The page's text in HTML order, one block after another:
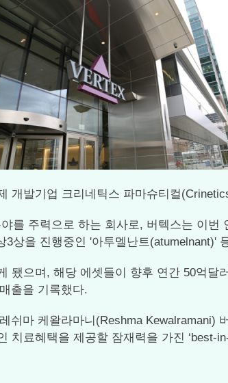
개발기업 크리네틱스 파마슈티컬
를 주력으로 하는 회사로, 버텍스는 이번
상을 진행중인 '아투멜난트(atumelnant)'
됐으며, 해당 에셋들이 향후 연간 50억
출을 기록했다.
마 케왈라마니(Reshma Kewalramani)
료혜택을 제공할 잠재력을 가진 ‘best-